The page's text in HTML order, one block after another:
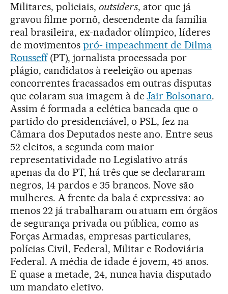
Militares, policiais, outsiders, ator que já
gravou filme pornô, descendente da família
real brasileira, ex-nadador olímpico, líderes
de movimentos pró- impeachment de Dilma
Rousseff(PT), jornalista processada por
plágio, candidatos à reeleição ou apenas
concorrentes fracassados em outras disputas
que colaram sua imagem à deJair Bolsonaro.
Assim é formada a eclética bancada que o
partido do presidenciável, o PSL, fez na
Câmara dos Deputados neste ano. Entre seus
52 eleitos, a segunda com maior
representatividade no Legislativo atrás
apenas da do PT, há três que se declararam
negros, 14 pardos e 35 brancos. Nove são
mulheres. A frente da bala é expressiva: ao
menos 22 já trabalharam ou atuam em órgãos
de segurança privada ou pública, como as
Forças Armadas, empresas particulares,
polícias Civil, Federal, Militar e Rodoviária
Federal. A média de idade é jovem, 45 anos.
E quase a metade, 24, nunca havia disputado
um mandato eletivo.